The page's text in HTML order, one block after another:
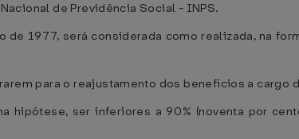
de Previdência Social - INPS.
de 1977, será considerada como realizada, na
para o reajustamento dos benefícios a cargo
hipótese, ser inferiores a 90% (noventa por